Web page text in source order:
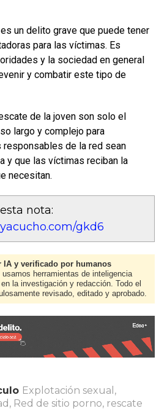
un delito grave que puede tener
para las víctimas. Es
y la sociedad en general
y combatir este tipo de
de la joven son solo el
largo y complejo para
de la red sean
y que las víctimas reciban la
necesitan.
nota:
gkd6
IA y verificado por humanos
herramientas de inteligencia
la investigación y redacción. Todo el
revisado, editado y aprobado.
Explotación sexual ,
, Red de sitio porno, rescate